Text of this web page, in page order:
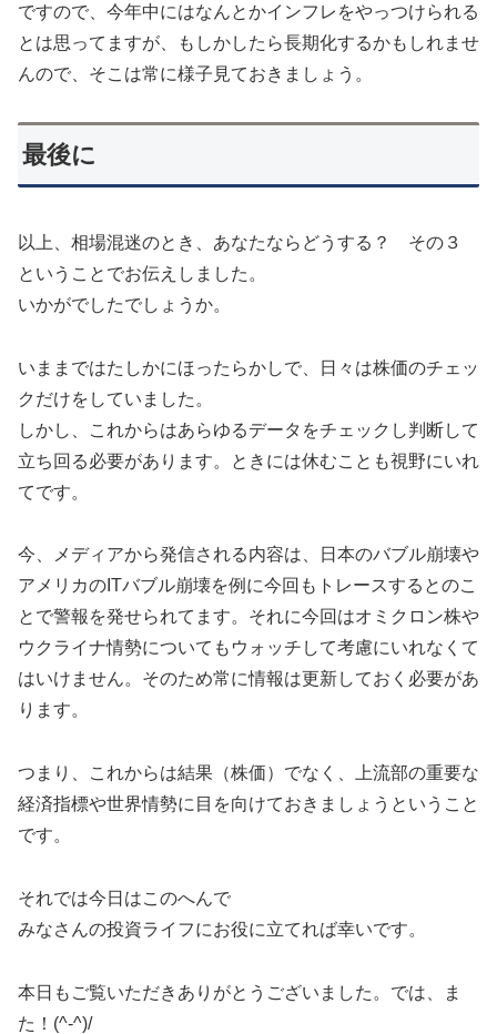
ですので、今年中にはなんとかインフレをやっつけられる
とは思ってますが、もしかしたら長期化するかもしれませ
んので、そこは常に様子見ておきましょう。
最後に
以上、相場混迷のとき、あなたならどうする？ その３
ということでお伝えしました。
いかがでしたでしょうか。
いままではたしかにほったらかしで、日々は株価のチェッ
クだけをしていました。
しかし、これからはあらゆるデータをチェックし判断して
立ち回る必要があります。ときには休むことも視野にいれ
てです。
今、メディアから発信される内容は、日本のバブル崩壊や
アメリカのITバブル崩壊を例に今回もトレースするとのこ
とで警報を発せられてます。それに今回はオミクロン株や
ウクライナ情勢についてもウォッチして考慮にいれなくて
はいけません。そのため常に情報は更新しておく必要があ
ります。
つまり、これからは結果（株価）でなく、上流部の重要な
経済指標や世界情勢に目を向けておきましょうということ
です。
それでは今日はこのへんで
みなさんの投資ライフにお役に立てれば幸いです。
本日もご覧いただきありがとうございました。では、ま
た！(^-^)/